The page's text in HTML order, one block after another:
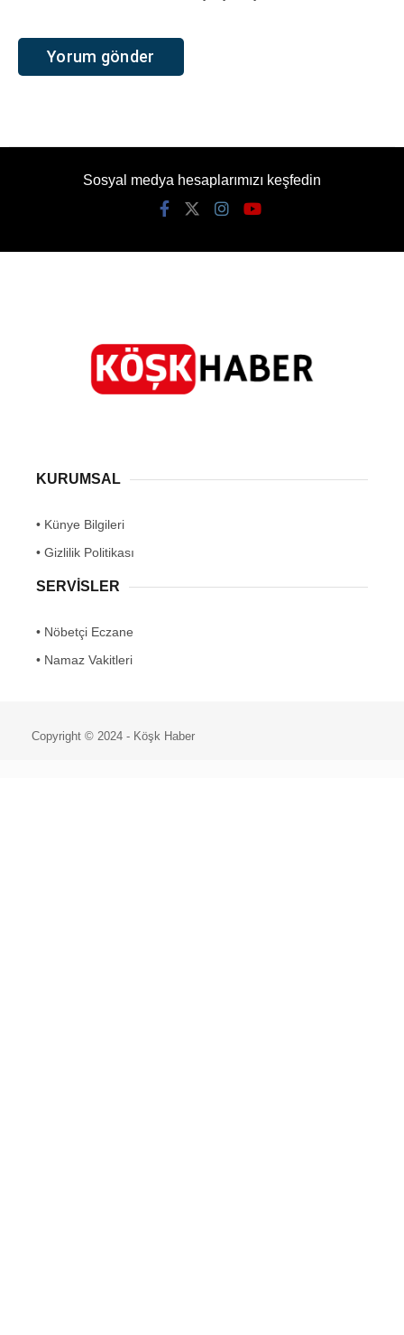
Sosyal medya hesaplarımızı keşfedin
KURUMSAL
• Künye Bilgileri
• Gizlilik Politikası
SERVİSLER
• Nöbetçi Eczane
• Namaz Vakitleri
Copyright © 2024 - Köşk Haber